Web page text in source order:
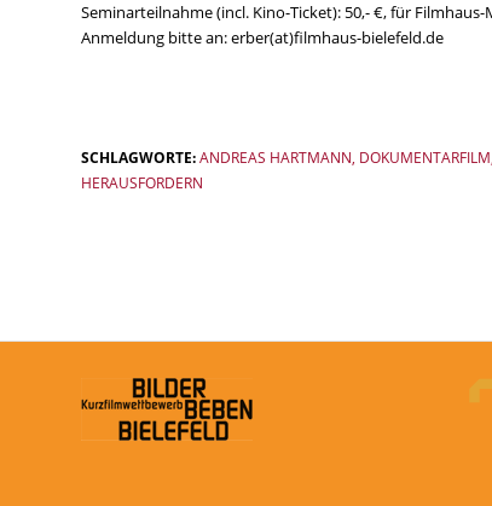
Seminarteilnahme (incl. Kino-Ticket): 50,- €, für Filmhaus-
Anmeldung bitte an: erber(at)filmhaus-bielefeld.de
SCHLAGWORTE:ANDREAS HARTMANN DOKUMENTARFILM
HERAUSFORDERN